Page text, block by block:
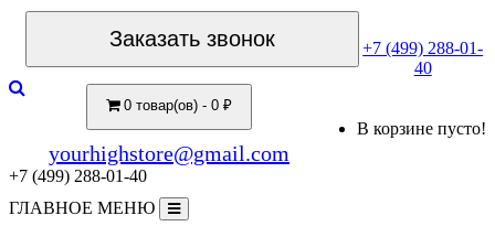
Заказать звонок
+7 (499) 288-01-
40
0 товар(ов) - 0 ₽
В корзине пусто!
yourhighstore@gmail.com
+7 (499) 288-01-40
ГЛАВНОЕ МЕНЮ